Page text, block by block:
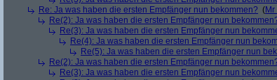
Re: Ja was haben die ersten Empfänger nun bekommen? (Mr
Re(2): Ja was haben die ersten Empfänger nun
Re(3): Ja was haben die ersten Empfänger nun
Re(4): Ja was haben die ersten Empfänger nun
Re(5): Ja was haben die ersten Empfänger nun
Re(2): Ja was haben die ersten Empfänger nun
Re(3): Ja was haben die ersten Empfänger nun